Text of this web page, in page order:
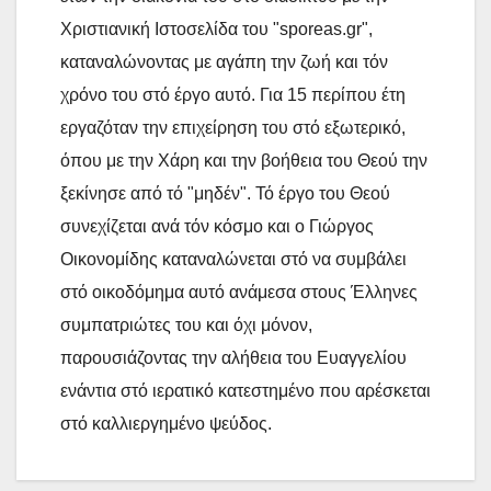
Χριστιανική Ιστοσελίδα του "sporeas.gr",
καταναλώνοντας με αγάπη την ζωή και τόν
χρόνο του στό έργο αυτό. Για 15 περίπου έτη
εργαζόταν την επιχείρηση του στό εξωτερικό,
όπου με την Χάρη και την βοήθεια του Θεού την
ξεκίνησε από τό "μηδέν". Τό έργο του Θεού
συνεχίζεται ανά τόν κόσμο και ο Γιώργος
Οικονομίδης καταναλώνεται στό να συμβάλει
στό οικοδόμημα αυτό ανάμεσα στους Έλληνες
συμπατριώτες του και όχι μόνον,
παρουσιάζοντας την αλήθεια του Ευαγγελίου
ενάντια στό ιερατικό κατεστημένο που αρέσκεται
στό καλλιεργημένο ψεύδος.